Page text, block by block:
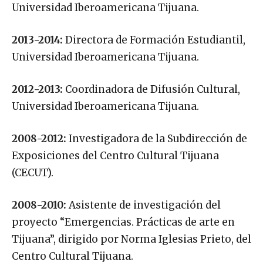
Universidad Iberoamericana Tijuana.
2013-2014: Directora de Formación Estudiantil,
Universidad Iberoamericana Tijuana.
2012-2013: Coordinadora de Difusión Cultural,
Universidad Iberoamericana Tijuana.
2008-2012: Investigadora de la Subdirección de
Exposiciones del Centro Cultural Tijuana
(CECUT).
2008-2010:Asistente de investigación del
proyecto “Emergencias. Prácticas de arte en
Tijuana”, dirigido por Norma Iglesias Prieto, del
Centro Cultural Tijuana.